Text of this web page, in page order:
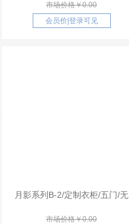
市场价格￥0.00
会员价 登录可见
月影系列B-2/定制衣柜/五门/无
市场价格￥0.00